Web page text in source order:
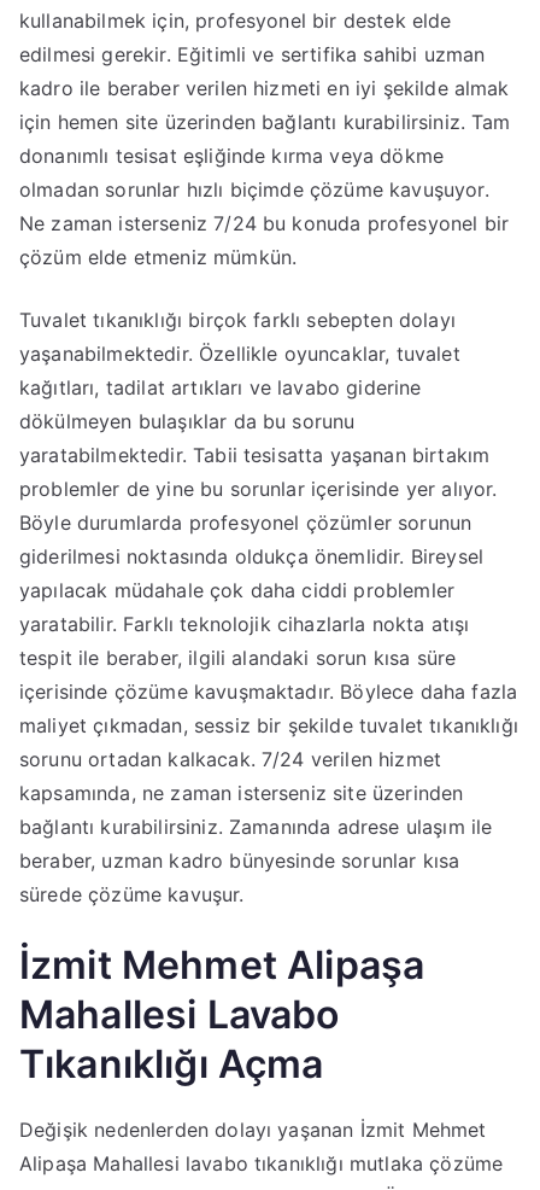
kullanabilmek için, profesyonel bir destek elde
edilmesi gerekir. Eğitimli ve sertifika sahibi uzman
kadro ile beraber verilen hizmeti en iyi şekilde almak
için hemen site üzerinden bağlantı kurabilirsiniz. Tam
donanımlı tesisat eşliğinde kırma veya dökme
olmadan sorunlar hızlı biçimde çözüme kavuşuyor.
Ne zaman isterseniz 7/24 bu konuda profesyonel bir
çözüm elde etmeniz mümkün.
Tuvalet tıkanıklığı birçok farklı sebepten dolayı
yaşanabilmektedir. Özellikle oyuncaklar, tuvalet
kağıtları, tadilat artıkları ve lavabo giderine
dökülmeyen bulaşıklar da bu sorunu
yaratabilmektedir. Tabii tesisatta yaşanan birtakım
problemler de yine bu sorunlar içerisinde yer alıyor.
Böyle durumlarda profesyonel çözümler sorunun
giderilmesi noktasında oldukça önemlidir. Bireysel
yapılacak müdahale çok daha ciddi problemler
yaratabilir. Farklı teknolojik cihazlarla nokta atışı
tespit ile beraber, ilgili alandaki sorun kısa süre
içerisinde çözüme kavuşmaktadır. Böylece daha fazla
maliyet çıkmadan, sessiz bir şekilde tuvalet tıkanıklığı
sorunu ortadan kalkacak. 7/24 verilen hizmet
kapsamında, ne zaman isterseniz site üzerinden
bağlantı kurabilirsiniz. Zamanında adrese ulaşım ile
beraber, uzman kadro bünyesinde sorunlar kısa
sürede çözüme kavuşur.
İzmit Mehmet Alipaşa
Mahallesi Lavabo
Tıkanıklığı Açma
Değişik nedenlerden dolayı yaşanan İzmit Mehmet
Alipaşa Mahallesi lavabo tıkanıklığı mutlaka çözüme